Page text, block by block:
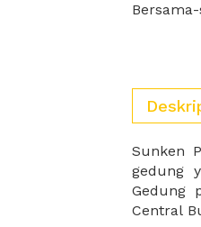
Sunken
gedung
Gedung
Central
ITC